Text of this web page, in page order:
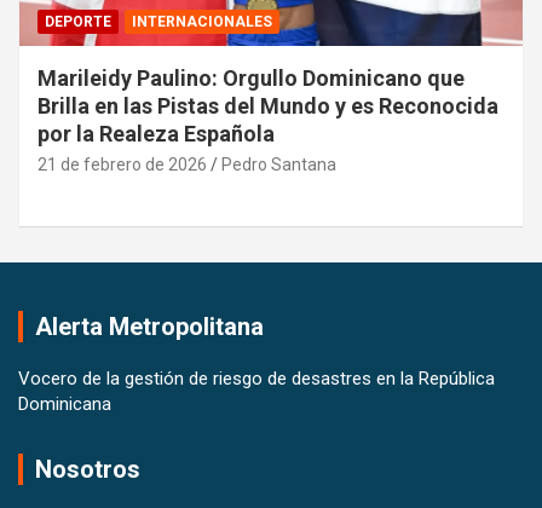
DEPORTE INTERNACIONALES
Marileidy Paulino: Orgullo Dominicano que
Brilla en las Pistas del Mundo y es Reconocida
por la Realeza Española
21 de febrero de 2026 Pedro Santana
Alerta Metropolitana
Vocero de la gestión de riesgo de desastres en la República
Dominicana
Nosotros